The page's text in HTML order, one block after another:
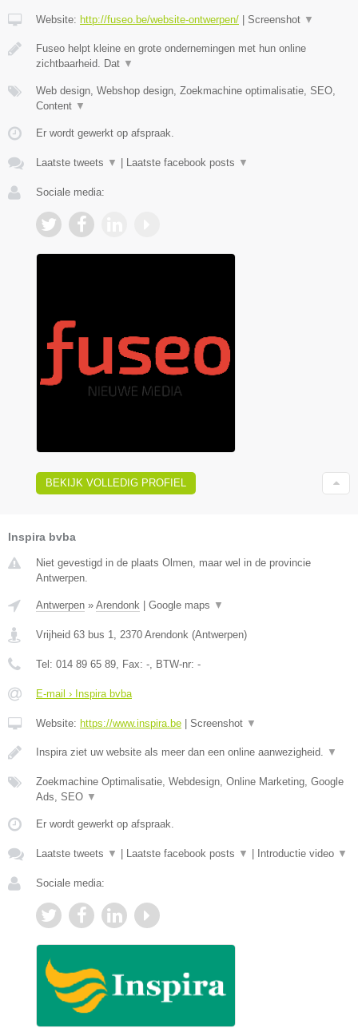
Website: http://fuseo.be/website-ontwerpen/ Screenshot ▼
Fuseo helpt kleine en grote ondernemingen met hun online
zichtbaarheid. Dat ▼
Web design, Webshop design, Zoekmachine optimalisatie, SEO,
Content ▼
Er wordt gewerkt op afspraak.
Laatste tweets ▼ Laatste facebook posts ▼
Sociale media:
BEKIJK VOLLEDIG PROFIEL
Inspira bvba
Niet gevestigd in de plaats Olmen, maar wel in de provincie
Antwerpen.
Antwerpen » Arendonk Google maps ▼
Vrijheid 63 bus 1, 2370 Arendonk (Antwerpen)
Tel: 014 89 65 89, Fax: -, BTW-nr: -
E-mail › Inspira bvba
Website: https://www.inspira.be Screenshot ▼
Inspira ziet uw website als meer dan een online aanwezigheid. ▼
Zoekmachine Optimalisatie, Webdesign, Online Marketing, Google
Ads, SEO ▼
Er wordt gewerkt op afspraak.
Laatste tweets ▼ Laatste facebook posts ▼ Introductie video ▼
Sociale media: